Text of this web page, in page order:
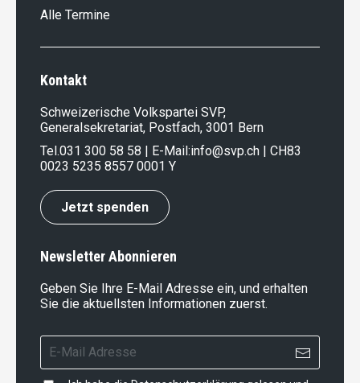
Alle Termine
Kontakt
Schweizerische Volkspartei SVP,
Generalsekretariat, Postfach, 3001 Bern
Tel.031 300 58 58 | E-Mail:info@svp.ch | CH83
0023 5235 8557 0001 Y
Jetzt spenden
Newsletter Abonnieren
Geben Sie Ihre E-Mail Adresse ein, und erhalten
Sie die aktuellsten Informationen zuerst.